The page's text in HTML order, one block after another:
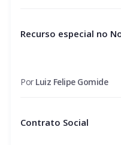
Recurso especial no
Por Luiz Felipe Gomide
Contrato Social